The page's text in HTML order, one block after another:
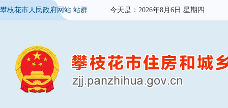
攀枝花市人民政府网站 站群 今天是： 2026年8月6日 星期四